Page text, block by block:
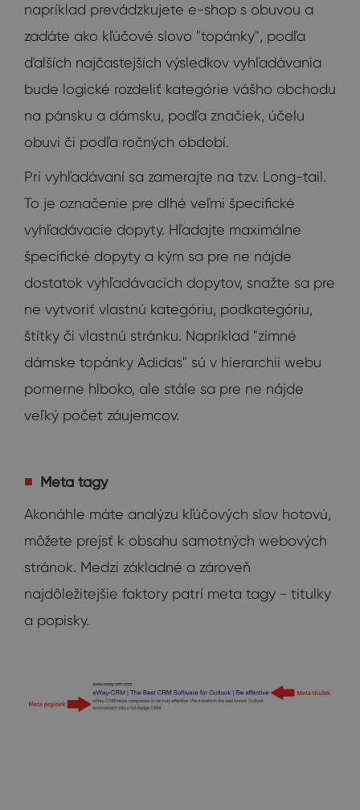
napríklad prevádzkujete e-shop s obuvou a
zadáte ako kľúčové slovo "topánky", podľa
ďalších najčastejších výsledkov vyhľadávania
bude logické rozdeliť kategórie vášho obchodu
na pánsku a dámsku, podľa značiek, účelu
obuvi či podľa ročných období.
Pri vyhľadávaní sa zamerajte na tzv. Long-tail.
To je označenie pre dlhé veľmi špecifické
vyhľadávacie dopyty. Hľadajte maximálne
špecifické dopyty a kým sa pre ne nájde
dostatok vyhľadávacích dopytov, snažte sa pre
ne vytvoriť vlastnú kategóriu, podkategóriu,
štítky či vlastnú stránku. Napríklad "zimné
dámske topánky Adidas" sú v hierarchii webu
pomerne hlboko, ale stále sa pre ne nájde
veľký počet záujemcov.
Meta tagy
Akonáhle máte analýzu kľúčových slov hotovú,
môžete prejsť k obsahu samotných webových
stránok. Medzi základné a zároveň
najdôležitejšie faktory patrí meta tagy - titulky
a popisky.